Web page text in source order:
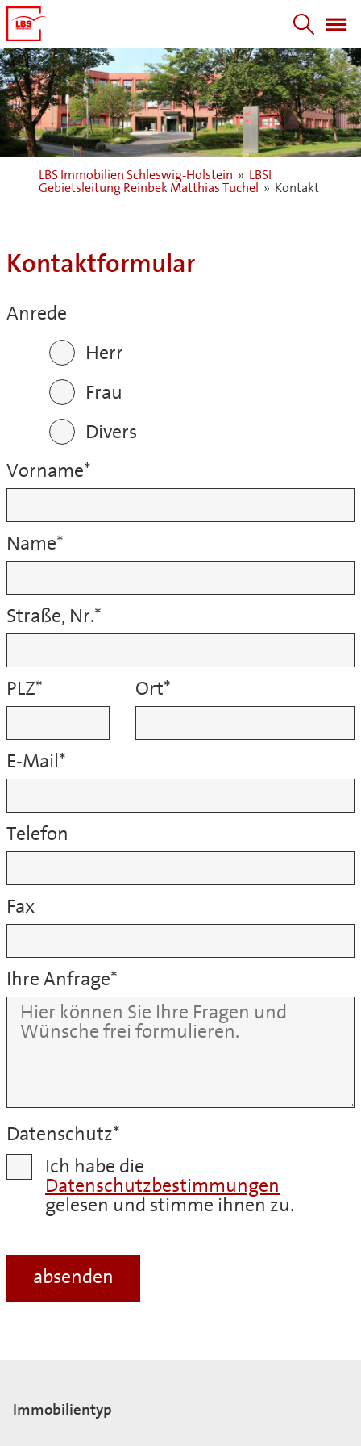
LBS Immobilien Schleswig-Holstein » LBSI
Gebietsleitung Reinbek Matthias Tuchel » Kontakt
Kontaktformular
Anrede
Herr
Frau
Divers
Vorname*
Name*
Straße, Nr.*
PLZ* Ort*
E-Mail*
Telefon
Fax
Ihre Anfrage*
Datenschutz*
Ich habe die
Datenschutzbestimmungen
gelesen und stimme ihnen zu.
Immobilientyp